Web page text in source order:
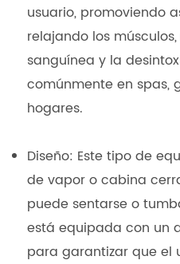
usuario, promoviendo
relajando los
sanguínea y la
comúnmente en spas,
hogares.
Diseño: Este tipo de
de vapor o cabina
puede sentarse o
está equipada con un
para garantizar que el